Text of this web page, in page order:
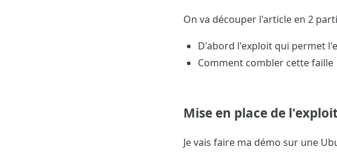
On va découper l'article en 2
D'abord l'exploit qui permet
Comment combler cette faille
Mise en place de
Je vais faire ma démo sur une